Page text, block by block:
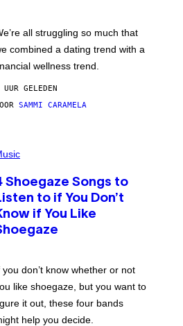
all struggling so much that
combined a dating trend with a
wellness trend.
GELEDEN
SAMMI CARAMELA
Shoegaze Songs to
to if You Don’t
if You Like
you don’t know whether or not
like shoegaze, but you want to
it out, these four bands
help you decide.